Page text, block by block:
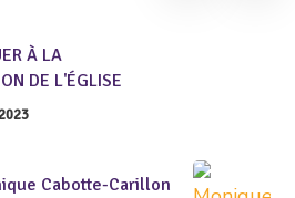
À LA
DE L'ÉGLISE
Cabotte-Carillon